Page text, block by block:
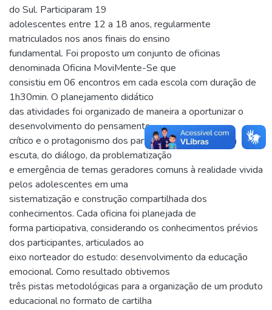
do Sul. Participaram 19
adolescentes entre 12 a 18 anos, regularmente
matriculados nos anos finais do ensino
fundamental. Foi proposto um conjunto de oficinas
denominada Oficina MoviMente-Se que
consistiu em 06 encontros em cada escola com duração de
1h30min. O planejamento didático
das atividades foi organizado de maneira a oportunizar o
desenvolvimento do pensamento
crítico e o protagonismo dos participantes por meio da
escuta, do diálogo, da problematização
e emergência de temas geradores comuns à realidade vivida
pelos adolescentes em uma
sistematização e construção compartilhada dos
conhecimentos. Cada oficina foi planejada de
forma participativa, considerando os conhecimentos prévios
dos participantes, articulados ao
eixo norteador do estudo: desenvolvimento da educação
emocional. Como resultado obtivemos
três pistas metodológicas para a organização de um produto
educacional no formato de cartilha